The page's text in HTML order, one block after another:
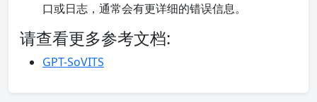
口或日志，通常会有更详细的错误信息。
请查看更多参考文档:
GPT-SoVITS